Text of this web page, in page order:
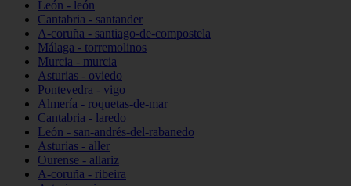
León - león
Cantabria - santander
A-coruña - santiago-de-compostela
Málaga - torremolinos
Murcia - murcia
Asturias - oviedo
Pontevedra - vigo
Almería - roquetas-de-mar
Cantabria - laredo
León - san-andrés-del-rabanedo
Asturias - aller
Ourense - allariz
A-coruña - ribeira